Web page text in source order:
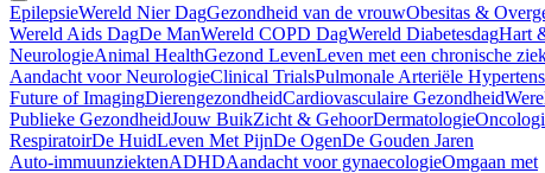
EpilepsieWereld Nier DagGezondheid van de vrouwObesitas &
Wereld Aids DagDe ManWereld COPD DagWereld DiabetesdagHart
NeurologieAnimal HealthGezond LevenLeven met een chronische
Aandacht voor NeurologieClinical TrialsPulmonale Arteriële
Future of ImagingDierengezondheidCardiovasculaire Gezondheid
Publieke GezondheidJouw BuikZicht & GehoorDermatologie
RespiratoirDe HuidLeven Met PijnDe OgenDe Gouden Jaren
Auto-immuunziektenADHDAandacht voor gynaecologieOmgaan met